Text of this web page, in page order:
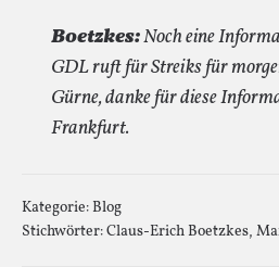
Boetzkes:Noch eine
GDL ruft für Streiks für
Gürne, danke für diese
Frankfurt.
Kategorie:Blog
Stichwörter:Claus-Erich Boetzkes,